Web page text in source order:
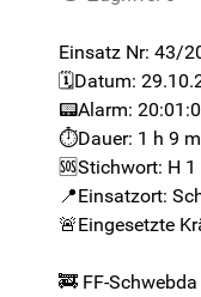
Einsatz Nr: 43/
🗓️Datum:
📟Alarm:
⏱️Dauer: 1 h 9 m
🆘Stichwort: H 1
📍Einsatzort:
🚨Eingesetzte
🚒 FF-